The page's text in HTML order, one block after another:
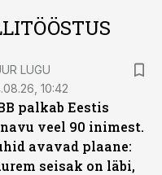
LUGU
10:42
palkab Eestis
veel 90 inimest.
avavad plaane:
seisak on läbi,